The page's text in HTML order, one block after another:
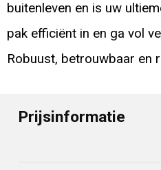
buitenleven en is uw
pak efficiënt in en ga vol
Robuust, betrouwbaar en
Prijsinformatie